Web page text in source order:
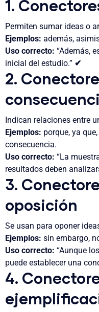
1.
Permiten sumar ideas o
Ejemplos: además,
Uso correcto: “Además,
inicial del estudio.” ✔
2.
Indican relaciones entre
Ejemplos: porque, ya
consecuencia.
Uso correcto: “La
resultados deben
3.
oposición
Se usan para oponer
Ejemplos: sin embargo,
Uso correcto: “Aunque
puede establecer una
4.